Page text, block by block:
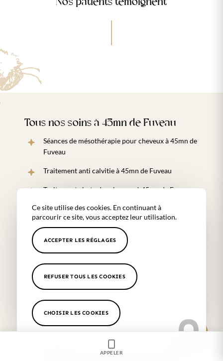
Nos patients témoignent
Tous nos soins à 45mn de Fuveau
Séances de mésothérapie pour cheveux à 45mn de
Fuveau
Traitement anti calvitie à 45mn de Fuveau
Traitement chute des cheveux à 45mn de Fuveau
Injections de botox par un médecin à 45mn de
Fuveau
Injections PRP cheveux à 45mn de Fuveau
Traitement contre les rides à 45mn de Fuveau
Traitement contre les rougeurs cutanées à 45mn
de Fuveau
Ce site utilise des cookies. En continuant à
parcourir ce site, vous acceptez leur utilisation.
ACCEPTER LES RÉGLAGES
REFUSER TOUS LES COOKIES
CHOISIR LES COOKIES
APPELER